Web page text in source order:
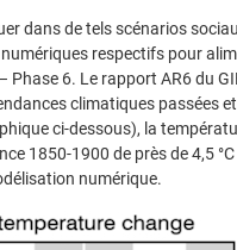
dans de tels scénarios
respectifs pour
6. Le rapport AR6 du
climatiques passées
ci-dessous), la
1850-1900 de près de 4,5
numérique.